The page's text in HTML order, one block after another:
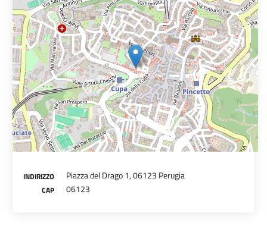
INDIRIZZO Piazza del Drago 1, 06123 Perugia
CAP 06123